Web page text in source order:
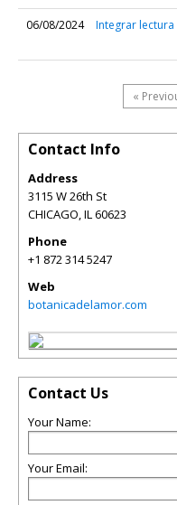
06/08/2024 Integrar
«
Contact Info
Address
3115 W 26th St
CHICAGO,IL60623
Phone
+1 872 314 5247
Web
botanicadelamor.com
Contact Us
Your Name:
Your Email: